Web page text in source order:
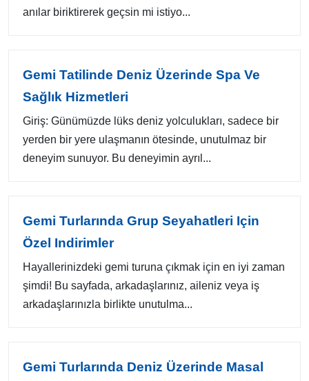
anılar biriktirerek geçsin mi istiyo...
Gemi Tatilinde Deniz Üzerinde Spa Ve
Sağlık Hizmetleri
Giriş: Günümüzde lüks deniz yolculukları, sadece bir
yerden bir yere ulaşmanın ötesinde, unutulmaz bir
deneyim sunuyor. Bu deneyimin ayrıl...
Gemi Turlarında Grup Seyahatleri Için
Özel Indirimler
Hayallerinizdeki gemi turuna çıkmak için en iyi zaman
şimdi! Bu sayfada, arkadaşlarınız, aileniz veya iş
arkadaşlarınızla birlikte unutulma...
Gemi Turlarında Deniz Üzerinde Masal